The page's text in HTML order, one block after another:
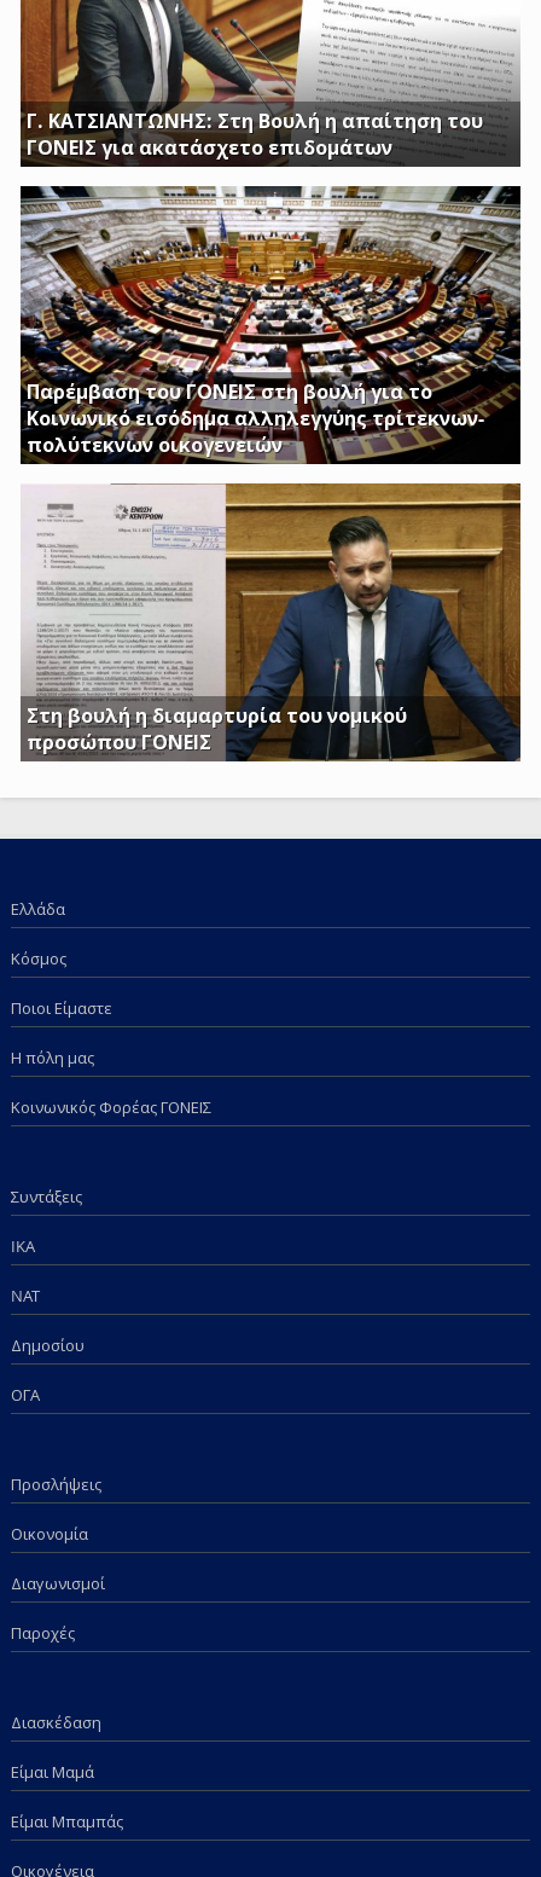
Γ. ΚΑΤΣΙΑΝΤΩΝΗΣ: Στη Βουλή η απαίτηση του
ΓΟΝΕΙΣ για ακατάσχετο επιδομάτων
ΕΡΩΤΗΣΗ ΤΟΥ ΒΟΥΛΕΥΤΗ ΓΙΩΡΓΟΥ ΚΑΤΣΙΑΝΤΩΝΗ
Παρέμβαση του ΓΟΝΕΙΣ στη βουλή για το
Κοινωνικό εισόδημα αλληλεγγύης τρίτεκνων-
πολύτεκνων οικογενειών
Απαιτούμε να εξαιρεθούν τα επιδόματα Στήριξης
Τέκνων, καθώς και το Ειδικό Επίδομα Στήριξης σε
Τρίτεκνες – Πολύτεκνες οικογένειες από τα εισοδηματικά
κριτήρια όπως αυτά καθορίζονται με το υπ’ αριθμ. 128/24-
1-2017 ΦΕΚ
Στη βουλή η διαμαρτυρία του νομικού
προσώπου ΓΟΝΕΙΣ
Γ. Κατσιαντώνης: Φορολογείτε με Κοινή Υπουργική
Απόφαση και τα επιδόματα των παιδιών μας; Πόση
Ελλάδα
Κόσμος
Ποιοι Είμαστε
Η πόλη μας
Κοινωνικός Φορέας ΓΟΝΕΙΣ
Συντάξεις
IKA
NAT
Δημοσίου
ΟΓΑ
Προσλήψεις
Οικονομία
Διαγωνισμοί
Παροχές
Διασκέδαση
Είμαι Μαμά
Είμαι Μπαμπάς
Οικογένεια